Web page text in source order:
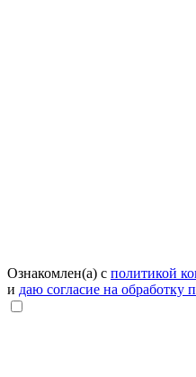
Ознакомлен(а) с политикой
и даю согласие на обработку